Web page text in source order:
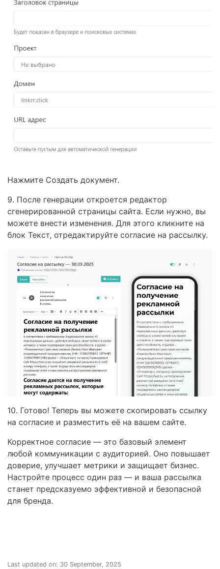
Нажмите Создать документ.
9. После генерации откроется редактор
сгенерированной страницы сайта. Если нужно, вы
можете внести изменения. Для этого кликните на
блок Текст, отредактируйте согласие на рассылку.
10. Готово! Теперь вы можете скопировать ссылку
на согласие и разместить её на вашем сайте.
Корректное согласие — это базовый элемент
любой коммуникации с аудиторией. Оно повышает
доверие, улучшает метрики и защищает бизнес.
Настройте процесс один раз — и ваша рассылка
станет предсказуемо эффективной и безопасной
для бренда.
Last updated on: 30 September, 2025